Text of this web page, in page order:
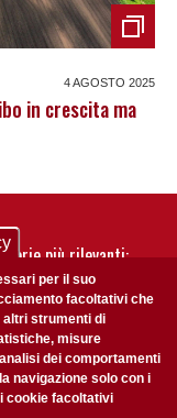
4 AGOSTO 2025
in crescita ma
più rilevanti:
newsletter
per il suo
facoltativi che
altri strumenti di
misure
dei comportamenti
navigazione solo con i
cookie facoltativi